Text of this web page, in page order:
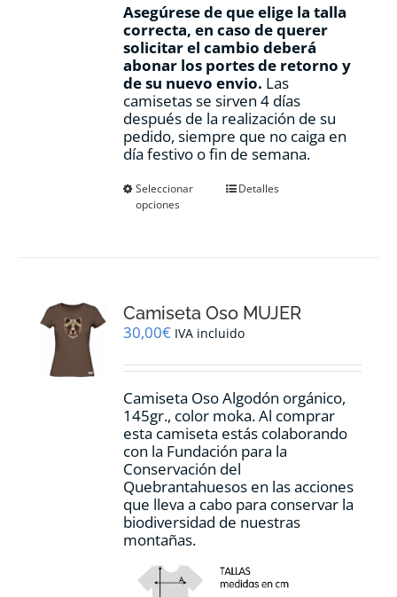
Asegúrese de que elige la talla
correcta, en caso de querer
solicitar el cambio deberá
abonar los portes de retorno y
de su nuevo envio. Las
camisetas se sirven 4 días
después de la realización de su
pedido, siempre que no caiga en
día festivo o fin de semana.
Seleccionar
opciones
Este
se
pueden
en
página
de
producto
Detalles
Camiseta Oso MUJER
30,00€ IVA incluido
Camiseta Oso Algodón orgánico,
145gr., color moka. Al comprar
esta camiseta estás colaborando
con la Fundación para la
Conservación del
Quebrantahuesos en las acciones
que lleva a cabo para conservar la
biodiversidad de nuestras
montañas.